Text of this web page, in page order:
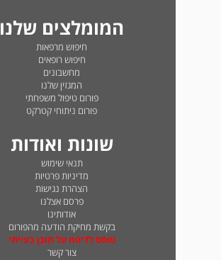
המומלצים שלנו
חיפוש מרפאות
חיפוש רופאים
מחשבונים
המגזין שלנו
פורום טיפול משפחתי
פורום ניתוחי קטרקט
שונות ואודות
תנאי שימוש
מדיניות פרטיות
הצהרת נגישות
פרסם אצלנו
אודותינו
בקשת מחיקת הודעה מהפורום
טופס לדיווח על תוכן בעייתי
צור קשר